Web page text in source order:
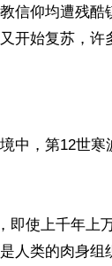
信仰均遭残酷
开始复苏，许
中，第12世
即使上千年
人类的肉身